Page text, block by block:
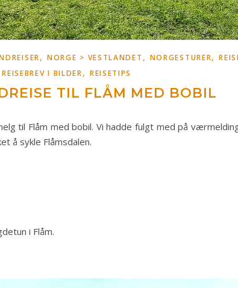
, NORGE > VESTLANDET , NORGESTURER,
REISEBREV I BILDER, REISETIPS
TIL FLÅM MED BOBIL
til Flåm med bobil. Vi hadde fulgt med på
å sykle Flåmsdalen.
i Flåm.